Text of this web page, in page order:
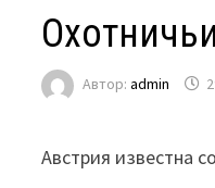
Автор:admin
Австрия известна